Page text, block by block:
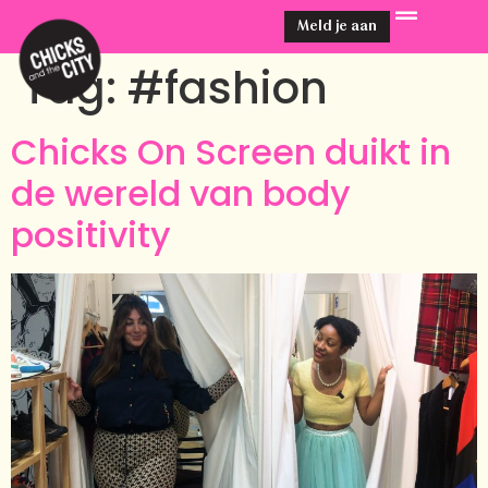
Meld je aan
Tag: #fashion
Chicks On Screen duikt in
de wereld van body
positivity